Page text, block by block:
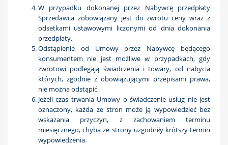
W przypadku dokonanej przez Nabywcę przedpłaty
Sprzedawca zobowiązany jest do zwrotu ceny wraz z
odsetkami ustawowymi liczonymi od dnia dokonania
przedpłaty.
Odstąpienie od Umowy przez Nabywcę będącego
konsumentem nie jest możliwe w przypadkach, gdy
zwrotowi podlegają świadczenia i towary, od nabycia
których, zgodnie z obowiązującymi przepisami prawa,
nie można odstąpić.
Jeżeli czas trwania Umowy o świadczenie usług nie jest
oznaczony, każda ze stron może ją wypowiedzieć bez
wskazania przyczyn, z zachowaniem terminu
miesięcznego, chyba że strony uzgodniły krótszy termin
wypowiedzenia.